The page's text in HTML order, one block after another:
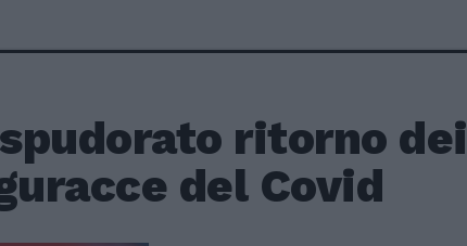
ritorno dei
del Covid